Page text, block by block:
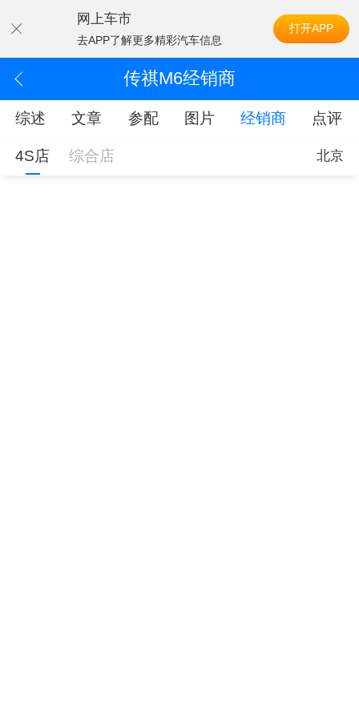
网上车市
去APP了解更多精彩汽车信息
打开APP
传祺M6经销商
综述 文章 参配 图片 经销商 点评
4S店 综合店 北京